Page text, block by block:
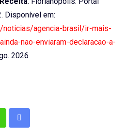
Disponível em:
noticias/agencia-brasil/ir-mais-
nao-enviaram-declaracao-a-
2026
WhatsappShare